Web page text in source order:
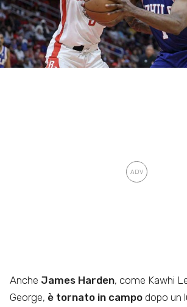
Anche James Harden, come Kawhi
George, è tornato in campo dopo un